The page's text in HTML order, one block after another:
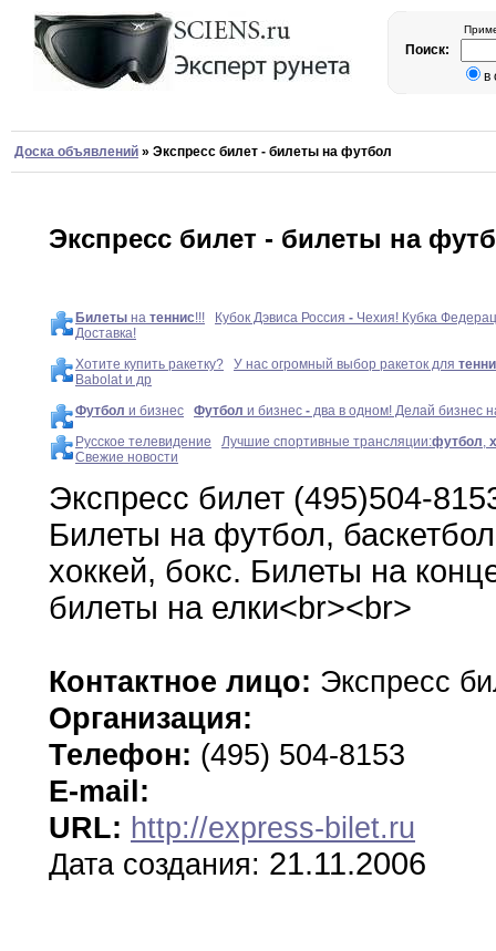
Поиск:
в
Доска объявлений » Экспресс билет - билеты на футбол
Экспресс билет - билеты на
Билеты на теннис!!! Кубок Дэвиса Россия - Чехия! Кубка
Доставка!
Хотите купить ракетку?
У нас огромный выбор ракеток для
Babolat и др
Футбол и бизнес Футбол и бизнес - два в одном! Делай бизнес
Русское телевидение
Лучшие спортивные трансляции:футбол,
Свежие новости
Экспресс билет (495)504-
Билеты на футбол, баскетбол
хоккей, бокс. Билеты на
билеты на елки<br><br>
Контактное лицо: Экспресс
Организация:
Телефон: (495) 504-8153
E-mail:
URL: http://express-bilet.ru
Дата создания: 21.11.2006